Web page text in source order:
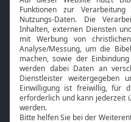
Neuigkeiten
Bibel TV